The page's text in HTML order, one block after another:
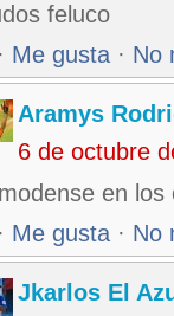
feluco
· Me gusta · No
Aramys
6 de octubre
en los
· Me gusta · No
Jkarlos El